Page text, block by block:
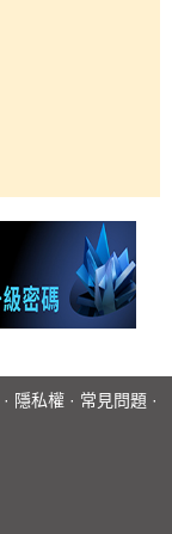
· 隱私權 · 常見問題 ·